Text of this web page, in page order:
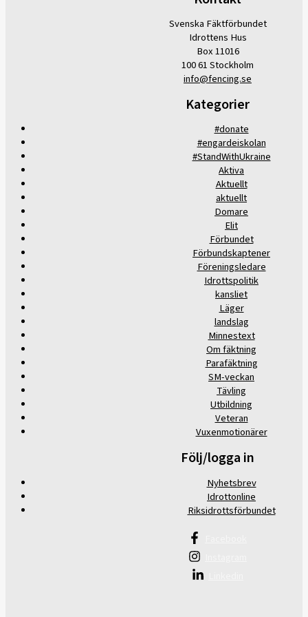
Svenska Fäktförbundet
Idrottens Hus
Box 11016
100 61 Stockholm
info@fencing.se
Kategorier
#donate
#engardeiskolan
#StandWithUkraine
Aktiva
Aktuellt
aktuellt
Domare
Elit
Förbundet
Förbundskaptener
Föreningsledare
Idrottspolitik
kansliet
Läger
landslag
Minnestext
Om fäktning
Parafäktning
SM-veckan
Tävling
Utbildning
Veteran
Vuxenmotionärer
Följ/logga in
Nyhetsbrev
Idrottonline
Riksidrottsförbundet